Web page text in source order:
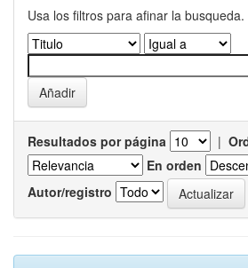
Usa los filtros para afinar la busqueda.
Resultados por página |
En orden
Autor/registro